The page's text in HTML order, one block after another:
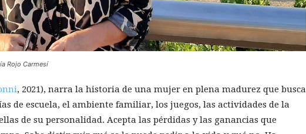
Rojo Carmesí
, 2021), narra la historia de una mujer en plena madurez que busca
de escuela, el ambiente familiar, los juegos, las actividades de la
de su personalidad. Acepta las pérdidas y las ganancias que